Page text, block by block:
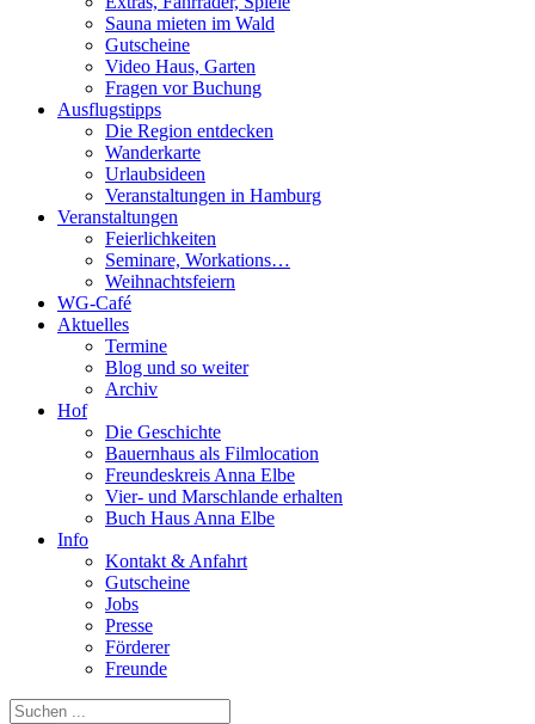
Sauna mieten im Wald
Gutscheine
Video Haus, Garten
Fragen vor Buchung
Ausflugstipps
Die Region entdecken
Wanderkarte
Urlaubsideen
Veranstaltungen in Hamburg
Veranstaltungen
Feierlichkeiten
Seminare, Workations…
Weihnachtsfeiern
WG-Café
Aktuelles
Termine
Blog und so weiter
Archiv
Hof
Die Geschichte
Bauernhaus als Filmlocation
Freundeskreis Anna Elbe
Vier- und Marschlande erhalten
Buch Haus Anna Elbe
Info
Kontakt & Anfahrt
Gutscheine
Jobs
Presse
Förderer
Freunde
Search: